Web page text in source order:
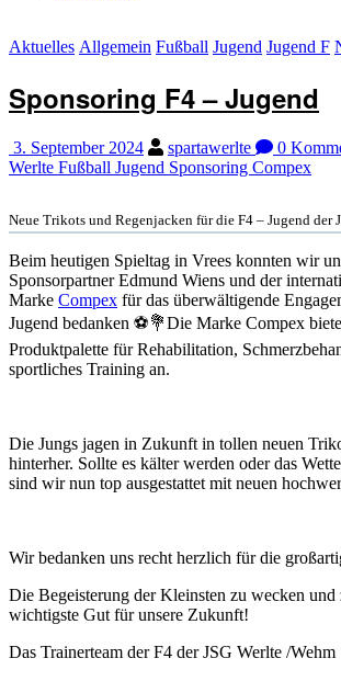
Aktuelles Allgemein Fußball Jugend Jugend F
Sponsoring F4 – Jugend
3. September 2024 spartawerlte 0
Werlte Fußball Jugend Sponsoring Compex
Neue Trikots und Regenjacken für die F4 – Jugend der
Beim heutigen Spieltag in Vrees konnten wir
Sponsorpartner Edmund Wiens und der
Marke Compex für das überwältigende
Jugend bedanken ⚽️💐Die Marke Compex
Produktpalette für Rehabilitation,
sportliches Training an.
Die Jungs jagen in Zukunft in tollen neuen
hinterher. Sollte es kälter werden oder das
sind wir nun top ausgestattet mit neuen
Wir bedanken uns recht herzlich für die
Die Begeisterung der Kleinsten zu wecken und
wichtigste Gut für unsere Zukunft!
Das Trainerteam der F4 der JSG Werlte /Wehm